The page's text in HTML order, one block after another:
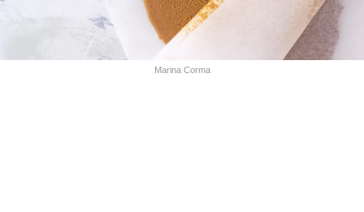
Marina Corma